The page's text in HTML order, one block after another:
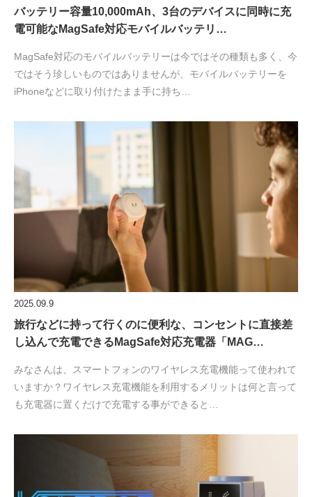
バッテリー容量10,000mAh、3台のデバイスに同時に充
電可能なMagSafe対応モバイルバッテリ…
MagSafe対応のモバイルバッテリーは今ではその種類も多く、今
ではそう珍しいものではありませんが、モバイルバッテリーを
iPhoneなどに取り付けたまま手に持ち…
2025.09.9
旅行などに持って行くのに便利な、コンセントに直接差
し込んで充電できるMagSafe対応充電器「MAG…
みなさんは、スマートフォンのワイヤレス充電機能って使われて
いますか？ワイヤレス充電機能を利用するメリットは何と言って
も充電器に置くだけで充電する事ができると…